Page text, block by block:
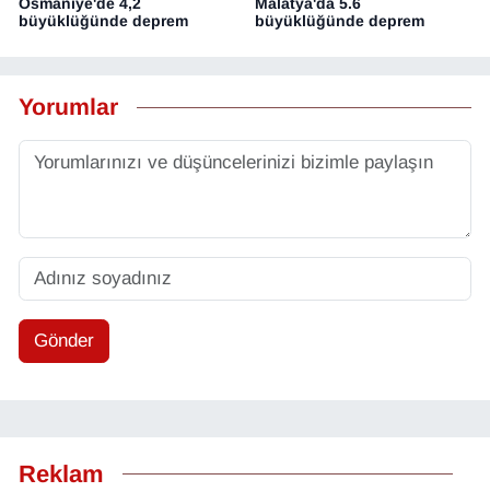
büyüklüğünde deprem
büyüklüğünde deprem
Yorumlar
Gönder
Reklam